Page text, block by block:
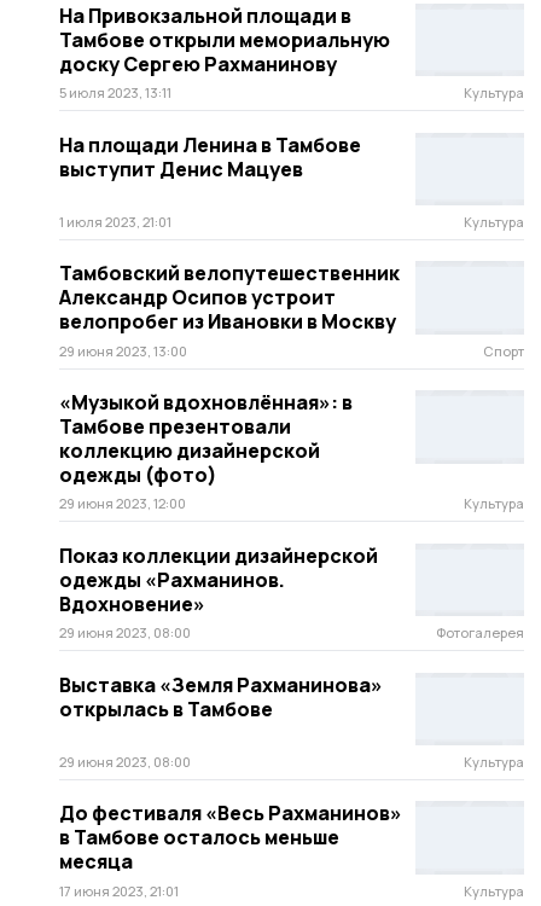
На Привокзальной площади в
Тамбове открыли мемориальную
доску Сергею Рахманинову
5 июля 2023, 13:11 Культура
На площади Ленина в Тамбове
выступит Денис Мацуев
1 июля 2023, 21:01 Культура
Тамбовский велопутешественник
Александр Осипов устроит
велопробег из Ивановки в Москву
29 июня 2023, 13:00 Спорт
«Музыкой вдохновлённая»: в
Тамбове презентовали
коллекцию дизайнерской
одежды (фото)
29 июня 2023, 12:00 Культура
Показ коллекции дизайнерской
одежды «Рахманинов.
Вдохновение»
29 июня 2023, 08:00 Фотогалерея
Выставка «Земля Рахманинова»
открылась в Тамбове
29 июня 2023, 08:00 Культура
До фестиваля «Весь Рахманинов»
в Тамбове осталось меньше
месяца
17 июня 2023, 21:01 Культура